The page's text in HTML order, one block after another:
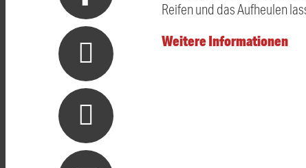
Reifen und das Aufheulen
Weitere Informationen